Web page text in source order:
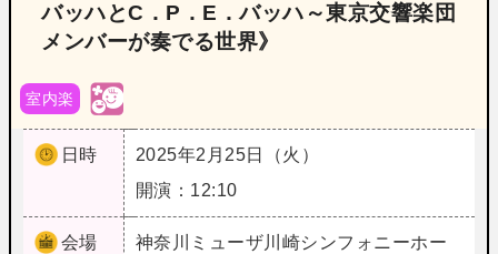
バッハとC．P．E．バッハ～東京交響楽団
メンバーが奏でる世界》
室内楽
日時
2025年2月25日（火）
開演：12:10
会場 神奈川
ミューザ川崎シンフォニーホー